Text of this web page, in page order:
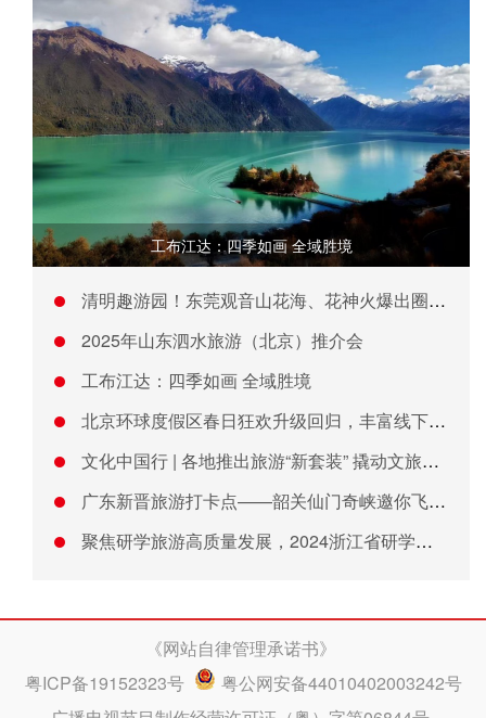
工布江达：四季如画 全域胜境
清明趣游园！东莞观音山花海、花神火爆出圈，邀您畅享春日好时光
2025年山东泗水旅游（北京）推介会
工布江达：四季如画 全域胜境
北京环球度假区春日狂欢升级回归，丰富线下体验激发春日消费活力
文化中国行 | 各地推出旅游“新套装” 撬动文旅消费新场景
广东新晋旅游打卡点——韶关仙门奇峡邀你飞天、漂流！
聚焦研学旅游高质量发展，2024浙江省研学旅游行业交流共创会
《网站自律管理承诺书》
粤ICP备19152323号
粤公网安备44010402003242号